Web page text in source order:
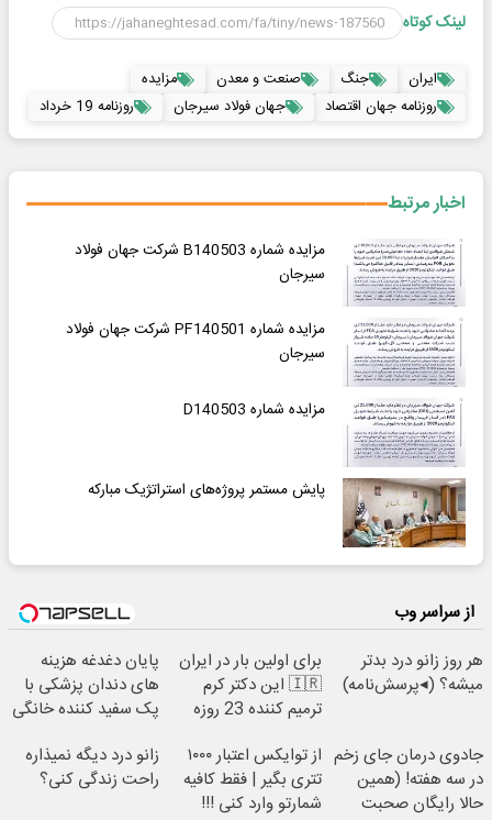
لینک کوتاه
ایران جنگ صنعت و معدن
مزایده
روزنامه جهان اقتصاد
جهان فولاد سیرجان روزنامه 19 خرداد
اخبار مرتبط
مزایده شماره B140503 شرکت جهان فولاد
سیرجان
مزایده شماره PF140501 شرکت جهان فولاد
سیرجان
مزایده شماره D140503
پایش مستمر پروژه‌های استراتژیک مبارکه
از سراسر وب
هر روز زانو درد بدتر
میشه؟ (◂پرسش‌نامه)
برای اولین بار در ایران
🇮🇷 این دکتر کرم
ترمیم کننده 23 روزه
پایان دغدغه هزینه
های دندان پزشکی با
پک سفید کننده خانگی
جادوی درمان جای زخم
در سه هفته! (همین
حالا رایگان صحبت
از توایکس اعتبار ۱۰۰۰
تتری بگیر | فقط کافیه
شمارتو وارد کنی !!!
زانو درد دیگه نمیذاره
راحت زندگی کنی؟